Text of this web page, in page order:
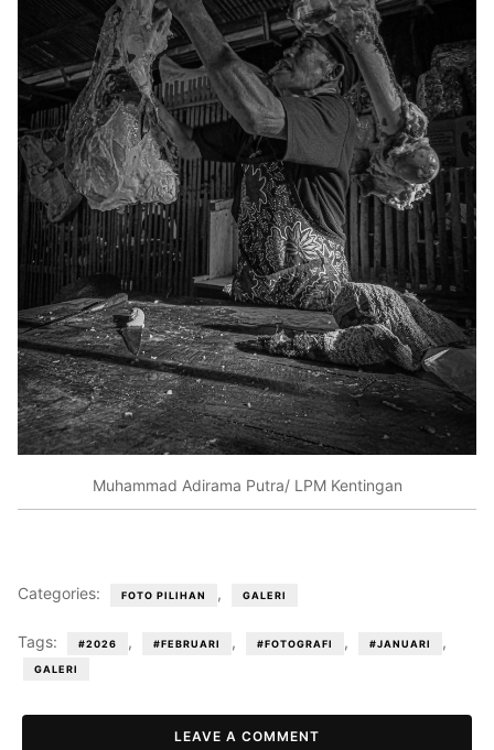
Muhammad Adirama Putra/ LPM Kentingan
Categories: FOTO PILIHAN , GALERI
Tags: #2026 , #FEBRUARI , #FOTOGRAFI , #JANUARI ,
GALERI
LEAVE A COMMENT